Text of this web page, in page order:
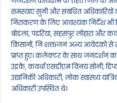
में
आवेदकों
की
भीड़
o
o
k
p
p
m
समस्याएं सुनी और संबंधित अधिकारियों
निराकरण के लिए आवश्यक निर्देश भी
बोडला, पंडरिया, सहसपुर लोहारा और
किसानों, निःशक्तजन अन्य आवेदको
प्राप्त हुए। कलेक्टर के साथ जनदर्शन
उइके, कवर्धा एसडीएम विनय सोनी,
उद्यानिकी अधिकारी, लोक स्वास्थ्य
अधिकारी उपस्थित थे।